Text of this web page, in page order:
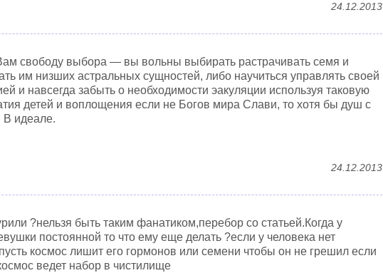
24.12.2013
свободу выбора — вы вольны выбирать растрачивать семя и
им низших астральных сущностей, либо научиться управлять своей
и навсегда забыть о необходимости эакуляции используя таковую
детей и воплощения если не Богов мира Слави, то хотя бы душ с
идеале.
24.12.2013
?нельзя быть таким фанатиком,перебор со статьей.Когда у
постоянной то что ему еще делать ?если у человека нет
космос лишит его гормонов или семени чтобы он не грешил если
ведет набор в чистилище